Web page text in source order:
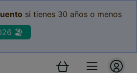
si tienes 30 años o menos
🏖️